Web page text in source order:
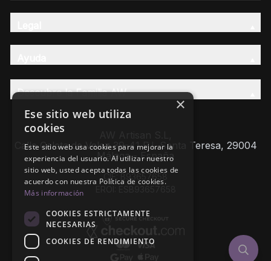
Descubre la Familia AW
Calle Caleta de Velez 39-41 P.I. Santa Teresa, 29004
Málaga - España
CIF: B93657658
×
Ese sitio web utiliza
cookies
Este sitio web usa cookies para mejorar la
experiencia del usuario. Al utilizar nuestro
sitio web, usted acepta todas las cookies de
acuerdo con nuestra Política de cookies.
Más información
COOKIES ESTRICTAMENTE
NECESARIAS
COOKIES DE RENDIMIENTO